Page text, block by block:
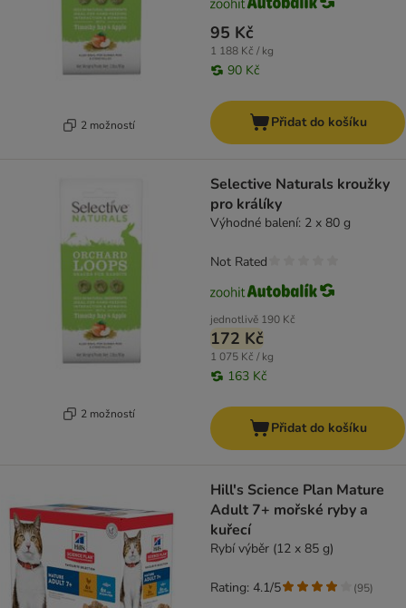
2 možností
95 Kč
1 188 Kč / kg
90 Kč
Přidat do košíku
2 možností
Selective Naturals kroužky
pro králíky
Výhodné balení: 2 x 80 g
jednotlivě 190 Kč
172 Kč
1 075 Kč / kg
163 Kč
Not Rated
Přidat do košíku
Hill's Science Plan Mature
Adult 7+ mořské ryby a
kuřecí
Rybí výběr (12 x 85 g)
Rating: 4.1/5 (95)